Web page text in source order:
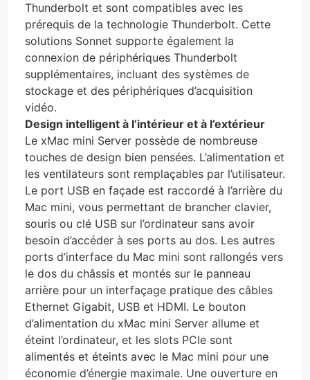
Thunderbolt et sont compatibles avec les
prérequis de la technologie Thunderbolt. Cette
solutions Sonnet supporte également la
connexion de périphériques Thunderbolt
supplémentaires, incluant des systèmes de
stockage et des périphériques d’acquisition
vidéo.
Design intelligent à l’intérieur et à l’extérieur
Le xMac mini Server possède de nombreuse
touches de design bien pensées. L’alimentation et
les ventilateurs sont remplaçables par l’utilisateur.
Le port USB en façade est raccordé à l’arrière du
Mac mini, vous permettant de brancher clavier,
souris ou clé USB sur l’ordinateur sans avoir
besoin d’accéder à ses ports au dos. Les autres
ports d’interface du Mac mini sont rallongés vers
le dos du châssis et montés sur le panneau
arrière pour un interfaçage pratique des câbles
Ethernet Gigabit, USB et HDMI. Le bouton
d’alimentation du xMac mini Server allume et
éteint l’ordinateur, et les slots PCIe sont
alimentés et éteints avec le Mac mini pour une
économie d’énergie maximale. Une ouverture en